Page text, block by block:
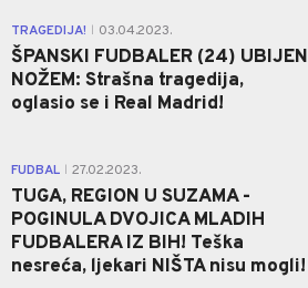
TRAGEDIJA! 03.04.2023.
ŠPANSKI FUDBALER (24) UBIJEN
NOŽEM: Strašna tragedija,
oglasio se i Real Madrid!
FUDBAL 27.02.2023.
TUGA, REGION U SUZAMA -
POGINULA DVOJICA MLADIH
FUDBALERA IZ BIH! Teška
nesreća, ljekari NIŠTA nisu mogli!